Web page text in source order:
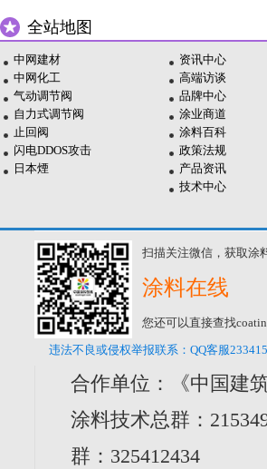
全站地图
中网建材
中网化工
气动调节阀
自力式调节阀
止回阀
闪电DDOS攻击
日本煙
资讯中心
高端访谈
品牌中心
涂业商道
涂料百科
政策法规
产品资讯
技术中心
扫描关注微信，获取涂
涂料在线
您还可以直接查找
违法不良或侵权举报联系：QQ客服
合作单位：《中国建
涂料技术总群：
群：325412434